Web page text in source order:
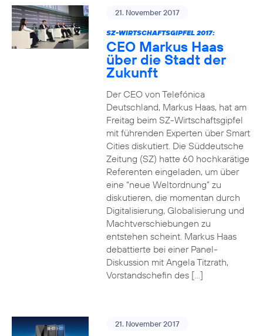
21. November 2017
SZ-WIRTSCHAFTSGIPFEL 2017:
CEO Markus Haas
über die Stadt der
Zukunft
Der CEO von Telefónica
Deutschland, Markus Haas, hat am
Freitag beim SZ-Wirtschaftsgipfel
mit führenden Experten über Smart
Cities diskutiert. Die Süddeutsche
Zeitung (SZ) hatte 60 hochkarätige
Referenten eingeladen, um über
eine “neue Weltordnung” zu
diskutieren, die momentan durch
Digitalisierung, Globalisierung und
Machtverschiebungen zu
entstehen scheint. Markus Haas
debattierte bei einer Panel-
Diskussion mit Angela Titzrath,
Vorstandschefin des […]
21. November 2017